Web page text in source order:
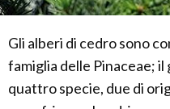
Gli alberi di cedro sono
famiglia delle Pinaceae;
quattro specie, due di